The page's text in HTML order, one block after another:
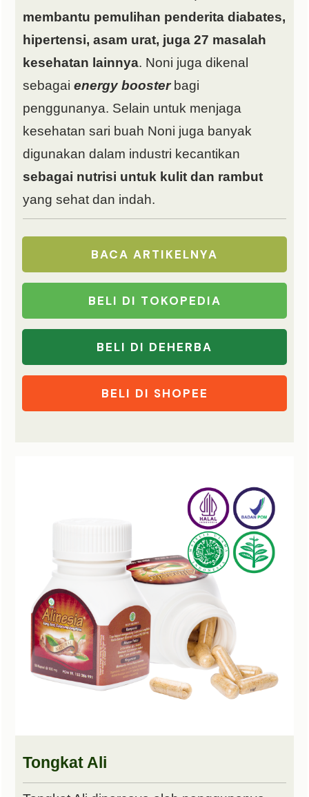
membantu pemulihan penderita diabates,
hipertensi, asam urat, juga 27 masalah
kesehatan lainnya. Noni juga dikenal
sebagai energy boosterbagi
penggunanya. Selain untuk menjaga
kesehatan sari buah Noni juga banyak
digunakan dalam industri kecantikan
sebagai nutrisi untuk kulit dan rambut
yang sehat dan indah.
BACA ARTIKELNYA
BELI DI TOKOPEDIA
BELI DI DEHERBA
BELI DI SHOPEE
Tongkat Ali